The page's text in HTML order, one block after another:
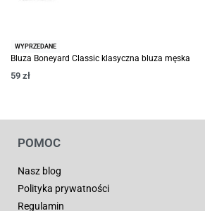
WYPRZEDANE
Bluza Boneyard Classic klasyczna bluza męska
59 zł
POMOC
Nasz blog
Polityka prywatności
Regulamin